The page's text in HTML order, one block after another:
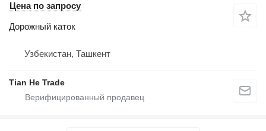
Цена по запросу
Дорожный каток
Узбекистан, Ташкент
Tian He Trade